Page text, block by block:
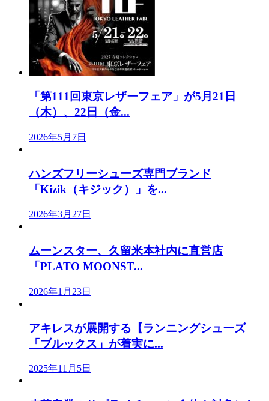
「第111回東京レザーフェア」が5月21日
（木）、22日（金...
2026年5月7日
ハンズフリーシューズ専門ブランド
「Kizik（キジック）」を...
2026年3月27日
ムーンスター、久留米本社内に直営店
「PLATO MOONST...
2026年1月23日
アキレスが展開する【ランニングシューズ
「ブルックス」が着実に...
2025年11月5日